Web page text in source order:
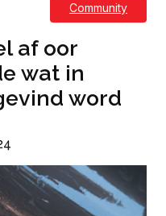
Community
af oor
wat in
word